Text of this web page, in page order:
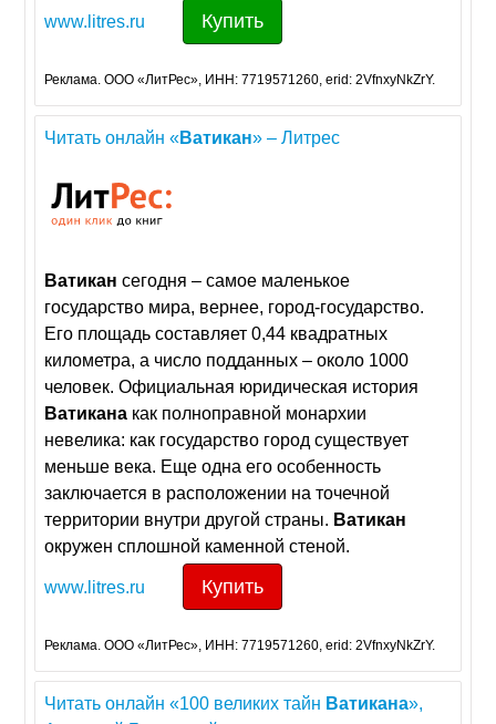
www.litres.ru Купить
Реклама. ООО «ЛитРес», ИНН: 7719571260, erid: 2VfnxyNkZrY.
Читать онлайн «Ватикан» – Литрес
Ватикан сегодня – самое маленькое
государство мира, вернее, город-государство.
Его площадь составляет 0,44 квадратных
километра, а число подданных – около 1000
человек. Официальная юридическая история
Ватикана как полноправной монархии
невелика: как государство город существует
меньше века. Еще одна его особенность
заключается в расположении на точечной
территории внутри другой страны. Ватикан
окружен сплошной каменной стеной.
www.litres.ru Купить
Реклама. ООО «ЛитРес», ИНН: 7719571260, erid: 2VfnxyNkZrY.
Читать онлайн «100 великих тайн Ватикана»,